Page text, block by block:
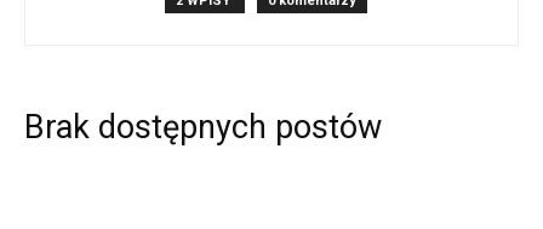
Brak dostępnych postów